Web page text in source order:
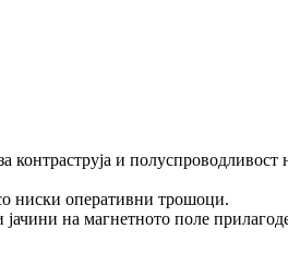
контраструја и
ниски оперативни трошоци.
на магнетното поле